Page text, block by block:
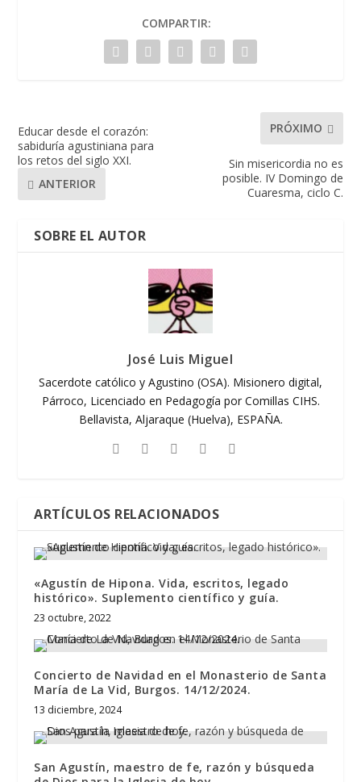
COMPARTIR:
Educar desde el corazón:
sabiduría agustiniana para
los retos del siglo XXI.
ANTERIOR
PRÓXIMO
Sin misericordia no es
posible. IV Domingo de
Cuaresma, ciclo C.
SOBRE EL AUTOR
José Luis Miguel
Sacerdote católico y Agustino (OSA). Misionero digital,
Párroco, Licenciado en Pedagogía por Comillas CIHS.
Bellavista, Aljaraque (Huelva), ESPAÑA.
ARTÍCULOS RELACIONADOS
«Agustín de Hipona. Vida, escritos, legado
histórico». Suplemento científico y guía.
23 octubre, 2022
Concierto de Navidad en el Monasterio de Santa
María de La Vid, Burgos. 14/12/2024.
13 diciembre, 2024
San Agustín, maestro de fe, razón y búsqueda